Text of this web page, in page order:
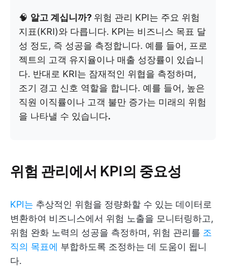
🧠 알고 계십니까? 위험 관리 KPI는 주요 위험
지표(KRI)와 다릅니다. KPI는 비즈니스 목표 달
성 정도, 즉 성공을 측정합니다. 예를 들어, 프로
젝트의 고객 유지율이나 매출 성장률이 있습니
다. 반대로 KRI는 잠재적인 위협을 측정하며,
조기 경고 신호 역할을 합니다. 예를 들어, 높은
직원 이직률이나 고객 불만 증가는 미래의 위험
을 나타낼 수 있습니다.
위험 관리에서 KPI의 중요성
KPI는 추상적인 위험을 정량화할 수 있는 데이터로
변환하여 비즈니스에서 위험 노출을 모니터링하고,
위험 완화 노력의 성공을 측정하며, 위험 관리를 조
직의 목표에 부합하도록 조정하는 데 도움이 됩니
다.